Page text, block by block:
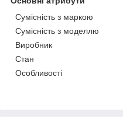
Сумісність з маркою
Сумісність з моделлю
Виробник
Стан
Особливості